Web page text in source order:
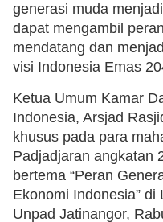
generasi muda
dapat mengambil
mendatang dan
visi Indonesia Emas
Ketua Umum Kamar
Indonesia, Arsjad
khusus pada para
Padjadjaran angkatan
bertema “Peran
Ekonomi Indonesia”
Unpad Jatinangor,